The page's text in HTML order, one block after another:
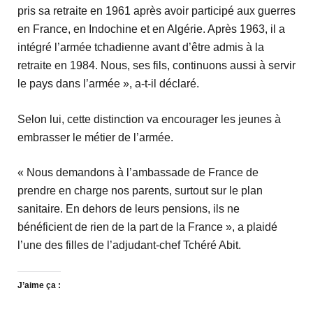
pris sa retraite en 1961 après avoir participé aux guerres
en France, en Indochine et en Algérie. Après 1963, il a
intégré l’armée tchadienne avant d’être admis à la
retraite en 1984. Nous, ses fils, continuons aussi à servir
le pays dans l’armée », a-t-il déclaré.
Selon lui, cette distinction va encourager les jeunes à
embrasser le métier de l’armée.
« Nous demandons à l’ambassade de France de
prendre en charge nos parents, surtout sur le plan
sanitaire. En dehors de leurs pensions, ils ne
bénéficient de rien de la part de la France », a plaidé
l’une des filles de l’adjudant-chef Tchéré Abit.
J’aime ça :